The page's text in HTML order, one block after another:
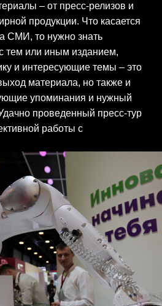
– от пресс-релизов и
продукции. Что касается
СМИ, то нужно знать
тем или иным изданием,
и интересующие темы – это
материала, но также и
упоминания и нужный
проведенный пресс-тур
работы с